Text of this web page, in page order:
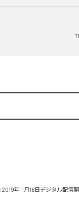
年11月16日デジタル配信開